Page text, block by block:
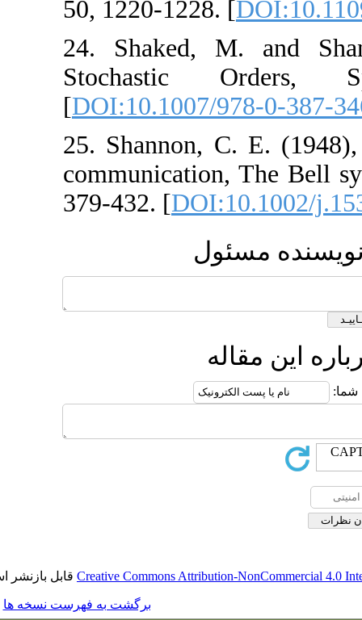
50, 1220-1228. [
24. Shaked,
Stochastic
[DOI:10.1007/
25. Shannon, C.
communication,
379-432. [
Creative Commons Attribution-قابل بازنشر است.
برگشت به فهرست نسخه ها